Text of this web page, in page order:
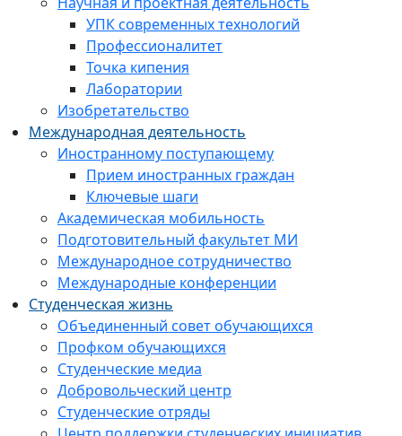
УПК современных технологий
Профессионалитет
Точка кипения
Лаборатории
Изобретательство
Международная деятельность
Иностранному поступающему
Прием иностранных граждан
Ключевые шаги
Академическая мобильность
Подготовительный факультет МИ
Международное сотрудничество
Международные конференции
Студенческая жизнь
Объединенный совет обучающихся
Профком обучающихся
Студенческие медиа
Добровольческий центр
Студенческие отряды